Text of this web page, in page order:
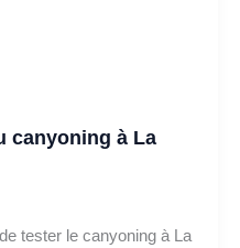
canyoning à La
tester le canyoning à La